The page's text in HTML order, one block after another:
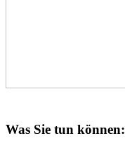
Was Sie tun können: